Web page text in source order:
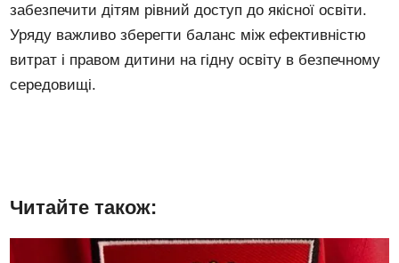
забезпечити дітям рівний доступ до якісної освіти.
Уряду важливо зберегти баланс між ефективністю
витрат і правом дитини на гідну освіту в безпечному
середовищі.
Читайте також: